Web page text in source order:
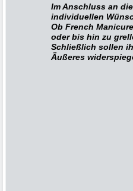
Im Anschluss an
individuellen
Ob French
oder bis hin zu
Schließlich sollen
Äußeres